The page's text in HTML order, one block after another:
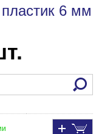
6 мм